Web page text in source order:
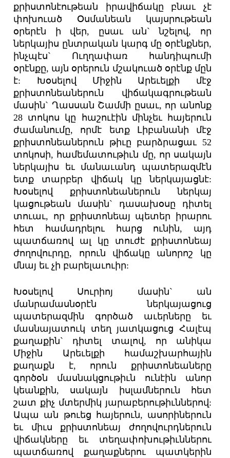
քրիստոնէութեան իրավիճակը բնաւ չէ
փոխուած Օսմանեան կայսրութեան
օրերէն ի վեր, ըսաւ ան` նշելով, որ
ներկայիս ընտրական կարգ մը օրէնքներ,
ինչպէս` Ուղղափառ հանդիպումի
օրէնքը, այն օրերուն մշակուած օրէնք մըն
է: Խօսելով Միջին Արեւելքի մէջ
քրիստոնեաներուն վիճակագրութեան
մասին` Ղասսան Շամմի ըսաւ, որ անոնք
28 տոկոս կը հաշուէին մինչեւ հայերուն
ժամանումը, որմէ ետք Լիբանանի մէջ
քրիստոնեաներուն թիւը բարձրացաւ 52
տոկոսի, համեմատութիւն մը, որ սակայն
ներկայիս եւ մանաւանդ պատերազմէն
ետք տարբեր վիճակ կը ներկայացնէ:
Խօսելով քրիստոնեաներուն ներկայ
կացութեան մասին` դասախօսը դիտել
տուաւ, որ քրիստոնեայ պետեր իրարու
հետ համադրելու հարց ունին, այդ
պատճառով ալ կը տուժէ քրիստոնեայ
ժողովուրդը, որուն վիճակը անորոշ կը
մնայ եւ չի բարելաւուիր:
Խօսելով Սուրիոյ մասին` ան
մանրամասնօրէն ներկայացուց
պատերազմին գործած աւերները եւ
մասնայատուկ տեղ յատկացուց Հալէպ
քաղաքին` դիտել տալով, որ անիկա
Միջին Արեւելքի համաշխարհային
քաղաքն է, որուն քրիստոնեաները
գործօն մասնակցութիւն ունէին անոր
կեանքին, սակայն իսլամներուն հետ
շատ քիչ մտերմիկ յարաբերութիւններով:
Ապա ան թուեց հայերուն, ասորիներուն
եւ միւս քրիստոնեայ ժողովուրդներուն
վիճակները եւ տեղափոխութիւններու
պատճառով քաղաքներու պատկերին